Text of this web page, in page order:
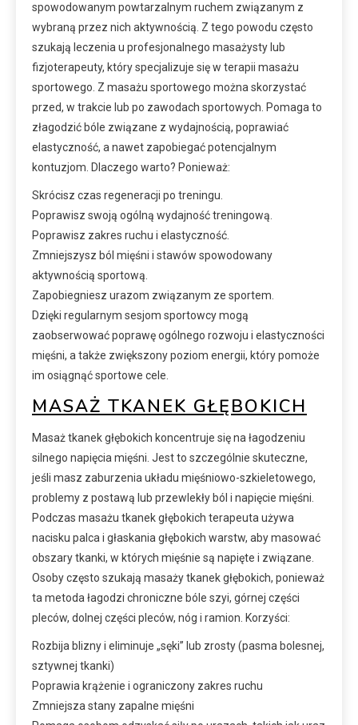
spowodowanym powtarzalnym ruchem związanym z
wybraną przez nich aktywnością. Z tego powodu często
szukają leczenia u profesjonalnego masażysty lub
fizjoterapeuty, który specjalizuje się w terapii masażu
sportowego. Z masażu sportowego można skorzystać
przed, w trakcie lub po zawodach sportowych. Pomaga to
złagodzić bóle związane z wydajnością, poprawiać
elastyczność, a nawet zapobiegać potencjalnym
kontuzjom. Dlaczego warto? Ponieważ:
Skrócisz czas regeneracji po treningu.
Poprawisz swoją ogólną wydajność treningową.
Poprawisz zakres ruchu i elastyczność.
Zmniejszysz ból mięśni i stawów spowodowany
aktywnością sportową.
Zapobiegniesz urazom związanym ze sportem.
Dzięki regularnym sesjom sportowcy mogą
zaobserwować poprawę ogólnego rozwoju i elastyczności
mięśni, a także zwiększony poziom energii, który pomoże
im osiągnąć sportowe cele.
MASAŻ TKANEK GŁĘBOKICH
Masaż tkanek głębokich koncentruje się na łagodzeniu
silnego napięcia mięśni. Jest to szczególnie skuteczne,
jeśli masz zaburzenia układu mięśniowo-szkieletowego,
problemy z postawą lub przewlekły ból i napięcie mięśni.
Podczas masażu tkanek głębokich terapeuta używa
nacisku palca i głaskania głębokich warstw, aby masować
obszary tkanki, w których mięśnie są napięte i związane.
Osoby często szukają masaży tkanek głębokich, ponieważ
ta metoda łagodzi chroniczne bóle szyi, górnej części
pleców, dolnej części pleców, nóg i ramion. Korzyści:
Rozbija blizny i eliminuje „sęki” lub zrosty (pasma bolesnej,
sztywnej tkanki)
Poprawia krążenie i ograniczony zakres ruchu
Zmniejsza stany zapalne mięśni